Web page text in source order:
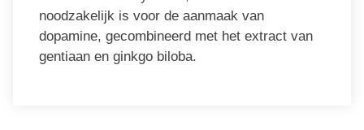
noodzakelijk is voor de aanmaak van
dopamine, gecombineerd met het extract van
gentiaan en ginkgo biloba.